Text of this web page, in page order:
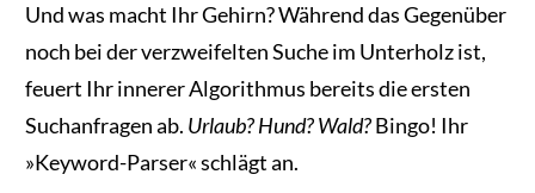
Und was macht Ihr Gehirn? Während das Gegenüber
noch bei der verzweifelten Suche im Unterholz ist,
feuert Ihr innerer Algorithmus bereits die ersten
Suchanfragen ab. Urlaub? Hund? Wald?Bingo! Ihr
»Keyword-Parser« schlägt an.